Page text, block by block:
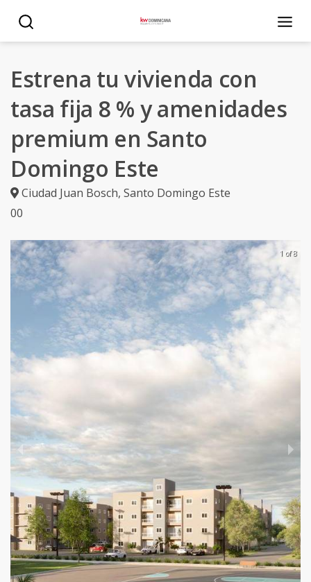
Estrena tu vivienda con
tasa fija 8 % y amenidades
premium en Santo
Domingo Este
Ciudad Juan Bosch, Santo Domingo Este
00
1 of 8